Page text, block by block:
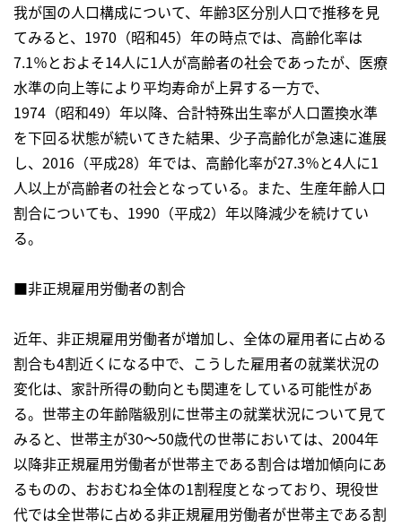
我が国の人口構成について、年齢3区分別人口で推移を見
てみると、1970（昭和45）年の時点では、高齢化率は
7.1％とおよそ14人に1人が高齢者の社会であったが、医療
水準の向上等により平均寿命が上昇する一方で、
1974（昭和49）年以降、合計特殊出生率が人口置換水準
を下回る状態が続いてきた結果、少子高齢化が急速に進展
し、2016（平成28）年では、高齢化率が27.3％と4人に1
人以上が高齢者の社会となっている。また、生産年齢人口
割合についても、1990（平成2）年以降減少を続けてい
る。
■非正規雇用労働者の割合
近年、非正規雇用労働者が増加し、全体の雇用者に占める
割合も4割近くになる中で、こうした雇用者の就業状況の
変化は、家計所得の動向とも関連をしている可能性があ
る。世帯主の年齢階級別に世帯主の就業状況について見て
みると、世帯主が30～50歳代の世帯においては、2004年
以降非正規雇用労働者が世帯主である割合は増加傾向にあ
るものの、おおむね全体の1割程度となっており、現役世
代では全世帯に占める非正規雇用労働者が世帯主である割